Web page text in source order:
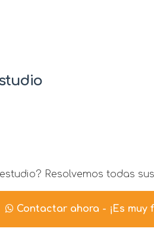
Resolvemos todas
Contactar ahora - ¡Es muy